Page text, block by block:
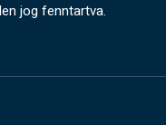
jog fenntartva.